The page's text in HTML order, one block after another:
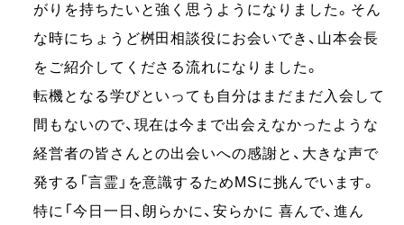
がりを持ちたいと強く思うようになりました。そん
な時にちょうど桝田相談役にお会いでき、山本会長
をご紹介してくださる流れになりました。
転機となる学びといっても自分はまだまだ入会して
間もないので、現在は今まで出会えなかったような
経営者の皆さんとの出会いへの感謝と、大きな声で
発する「言霊」を意識するためMSに挑んでいます。
特に「今日一日、朗らかに、安らかに 喜んで、進ん